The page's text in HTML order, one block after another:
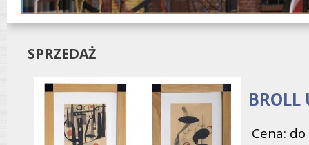
SPRZEDAŻ
BROLL
Cena: